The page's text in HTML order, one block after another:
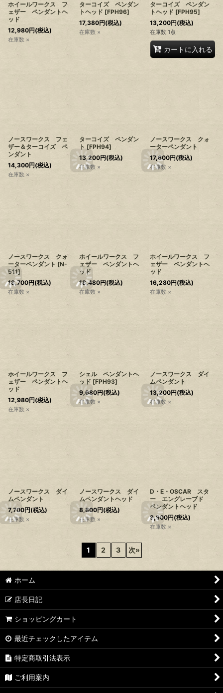
ホイールワークス フ
ェザー ペンダントヘ
ッド
12,980円(税込)
在庫数 ×
ターコイズ ペンダン
トヘッド [FPH96]
17,380円(税込)
在庫数 ×
ターコイズ ペンダン
トヘッド [FPH95]
13,200円(税込)
在庫数 1点
カートに入れる
ノースワークス フェ
ザー＆ターコイズ ペ
ンダント
14,300円(税込)
在庫数 ×
ターコイズ ペンダン
ト [FPH94]
13,200円(税込)
在庫数 ×
ノースワークス クォ
ーターペンダント
17,600円(税込)
在庫数 ×
ノースワークス クォ
ーターペンダント [N-
511]
18,700円(税込)
在庫数 ×
ホイールワークス フ
ェザー ペンダントヘ
ッド
18,480円(税込)
在庫数 ×
ホイールワークス フ
ェザー ペンダントヘ
ッド
16,280円(税込)
在庫数 ×
ホイールワークス フ
ェザー ペンダントヘ
ッド
12,980円(税込)
在庫数 ×
シェル ペンダントヘ
ッド [FPH93]
9,680円(税込)
在庫数 ×
ノースワークス ダイ
ムペンダント
13,200円(税込)
在庫数 ×
ノースワークス ダイ
ムペンダント
7,700円(税込)
在庫数 ×
ノースワークス ダイ
ムペンダントヘッド
8,800円(税込)
在庫数 ×
D・E・OSCAR スタ
ー エングレーブド
ペンダントヘッド
9,900円(税込)
在庫数 ×
1 2 3 次»
ホーム
店長日記
ショッピングカート
最近チェックしたアイテム
特定商取引法表示
ご利用案内